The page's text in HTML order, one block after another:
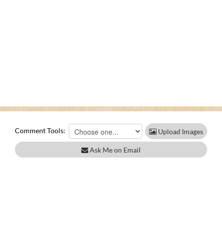
Comment Tools: Upload Images
Ask Me on Email